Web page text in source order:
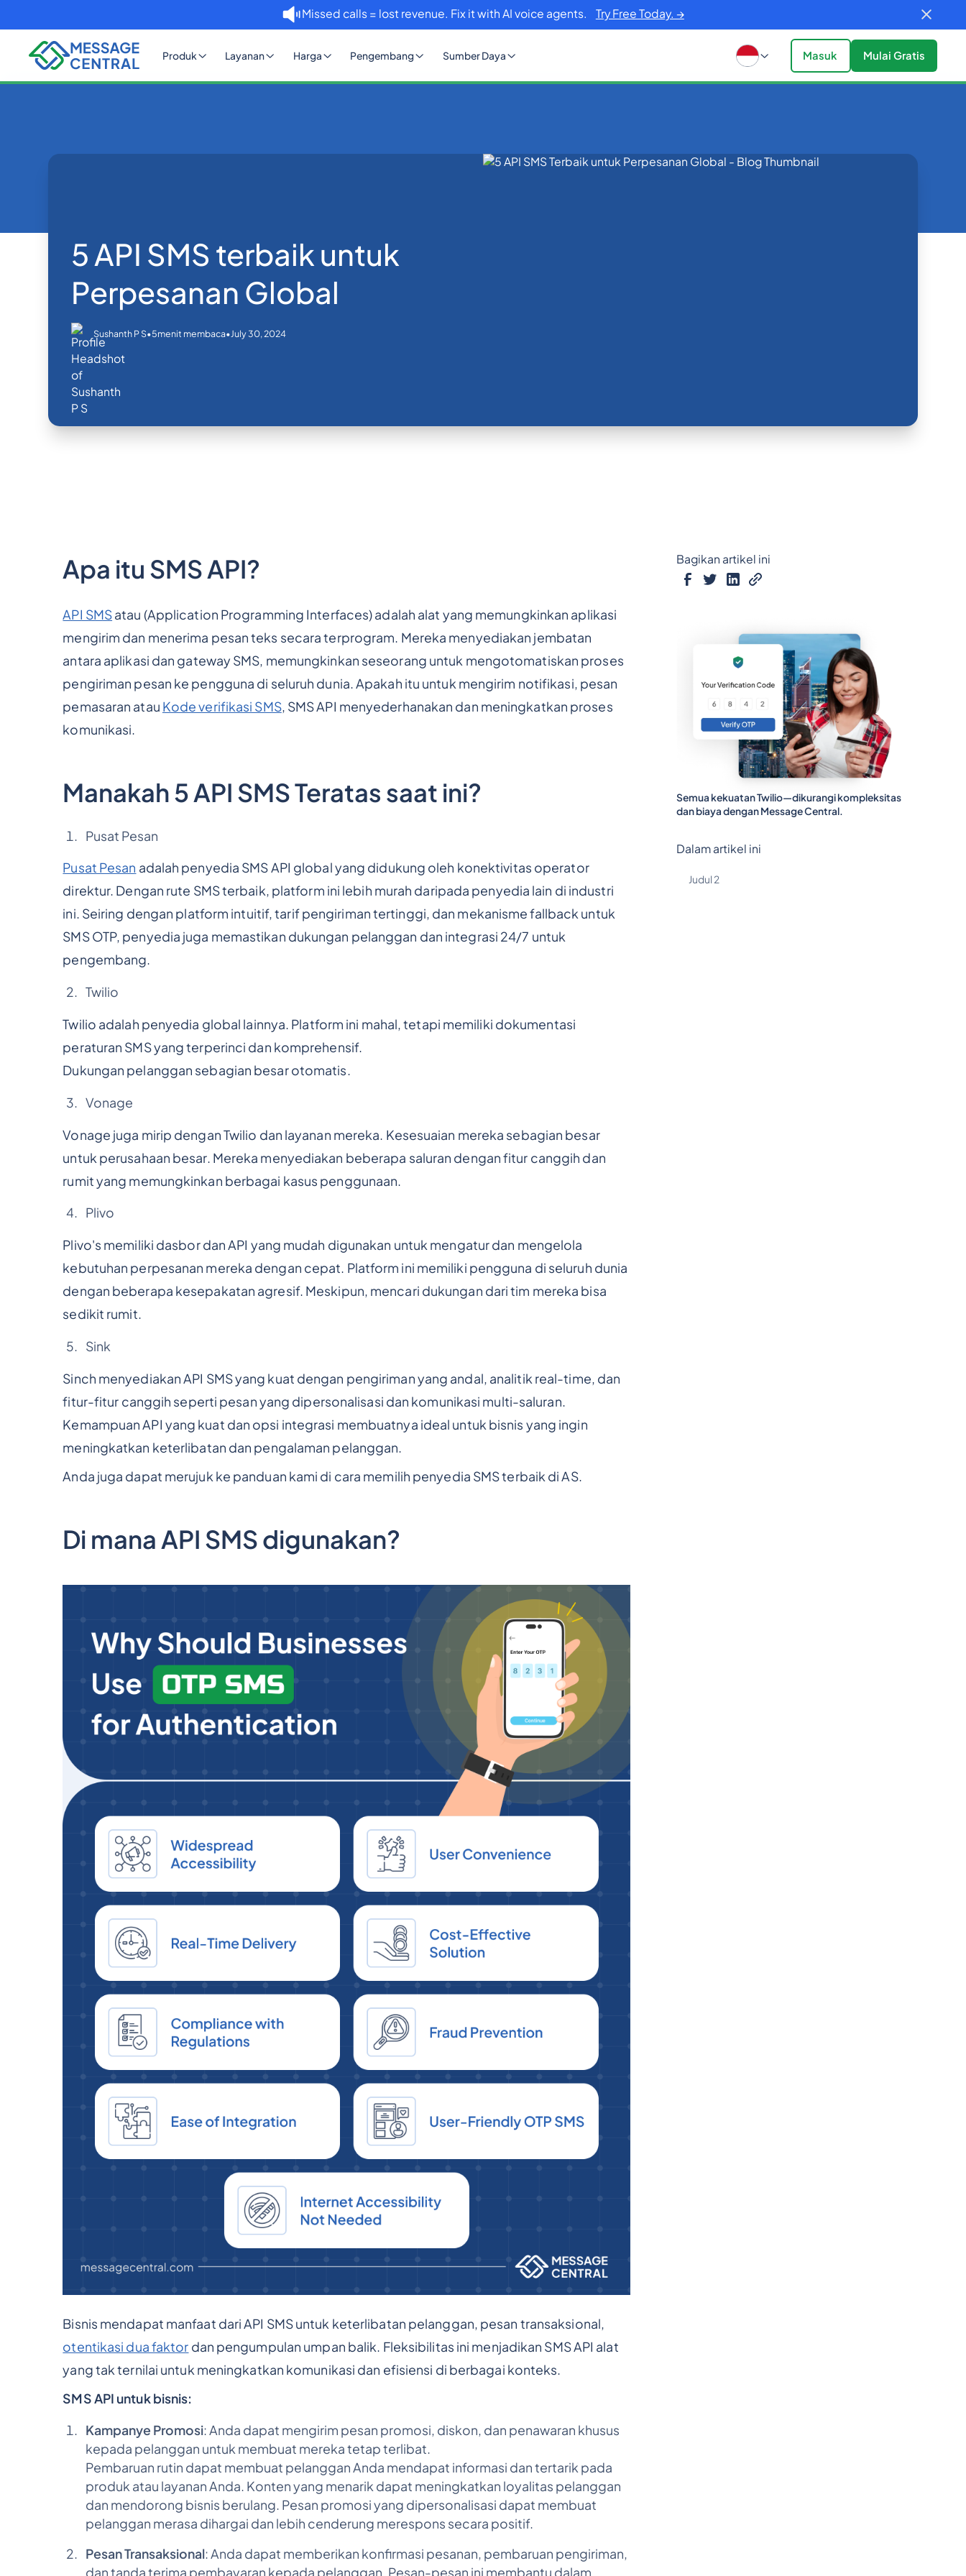
Missed calls = lost revenue. Fix it with AI voice agents. Try Free Today. →
Produk Layanan Harga Pengembang Sumber Daya Masuk Mulai Gratis
5 API SMS terbaik untuk
Perpesanan Global
Sushanth P S•5menit membaca•July 30, 2024
Apa itu SMS API?
API SMSatau (Application Programming Interfaces) adalah alat yang memungkinkan aplikasi
mengirim dan menerima pesan teks secara terprogram. Mereka menyediakan jembatan
antara aplikasi dan gateway SMS, memungkinkan seseorang untuk mengotomatiskan proses
pengiriman pesan ke pengguna di seluruh dunia. Apakah itu untuk mengirim notifikasi, pesan
pemasaran atau Kode verifikasi SMS, SMS API menyederhanakan dan meningkatkan proses
komunikasi.
Manakah 5 API SMS Teratas saat ini?
Pusat Pesan
Pusat Pesan adalah penyedia SMS API global yang didukung oleh konektivitas operator
direktur. Dengan rute SMS terbaik, platform ini lebih murah daripada penyedia lain di industri
ini. Seiring dengan platform intuitif, tarif pengiriman tertinggi, dan mekanisme fallback untuk
SMS OTP, penyedia juga memastikan dukungan pelanggan dan integrasi 24/7 untuk
pengembang.
Twilio
Twilio adalah penyedia global lainnya. Platform ini mahal, tetapi memiliki dokumentasi
peraturan SMS yang terperinci dan komprehensif.
Dukungan pelanggan sebagian besar otomatis.
Vonage
Vonage juga mirip dengan Twilio dan layanan mereka. Kesesuaian mereka sebagian besar
untuk perusahaan besar. Mereka menyediakan beberapa saluran dengan fitur canggih dan
rumit yang memungkinkan berbagai kasus penggunaan.
Plivo
Plivo's memiliki dasbor dan API yang mudah digunakan untuk mengatur dan mengelola
kebutuhan perpesanan mereka dengan cepat. Platform ini memiliki pengguna di seluruh dunia
dengan beberapa kesepakatan agresif. Meskipun, mencari dukungan dari tim mereka bisa
sedikit rumit.
Sink
Sinch menyediakan API SMS yang kuat dengan pengiriman yang andal, analitik real-time, dan
fitur-fitur canggih seperti pesan yang dipersonalisasi dan komunikasi multi-saluran.
Kemampuan API yang kuat dan opsi integrasi membuatnya ideal untuk bisnis yang ingin
meningkatkan keterlibatan dan pengalaman pelanggan.
Anda juga dapat merujuk ke panduan kami di cara memilih penyedia SMS terbaik di AS.
Di mana API SMS digunakan?
Bisnis mendapat manfaat dari API SMS untuk keterlibatan pelanggan, pesan transaksional,
otentikasi dua faktor dan pengumpulan umpan balik. Fleksibilitas ini menjadikan SMS API alat
yang tak ternilai untuk meningkatkan komunikasi dan efisiensi di berbagai konteks.
SMS API untuk bisnis:
Kampanye Promosi: Anda dapat mengirim pesan promosi, diskon, dan penawaran khusus
kepada pelanggan untuk membuat mereka tetap terlibat.
Pembaruan rutin dapat membuat pelanggan Anda mendapat informasi dan tertarik pada
produk atau layanan Anda. Konten yang menarik dapat meningkatkan loyalitas pelanggan
dan mendorong bisnis berulang. Pesan promosi yang dipersonalisasi dapat membuat
pelanggan merasa dihargai dan lebih cenderung merespons secara positif.
Pesan Transaksional: Anda dapat memberikan konfirmasi pesanan, pembaruan pengiriman,
dan tanda terima pembayaran kepada pelanggan. Pesan-pesan ini membantu dalam
Bagikan artikel ini
Semua kekuatan Twilio—dikurangi kompleksitas
dan biaya dengan Message Central.
Dalam artikel ini
Judul 2